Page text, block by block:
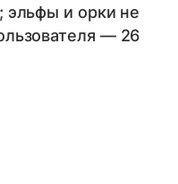
эльфы и орки не
— 26